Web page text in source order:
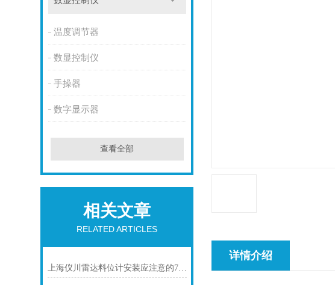
温度调节器
数显控制仪
手操器
数字显示器
查看全部
相关文章
RELATED ARTICLES
上海仪川雷达料位计安装应注意的7个问题
详情介绍